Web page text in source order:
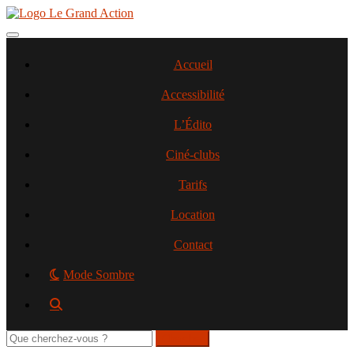
Aller
contenu
Toggle navigation
Accueil
Accessibilité
L’Édito
Ciné-clubs
Tarifs
Location
Contact
Mode Sombre
Rechercher
sur